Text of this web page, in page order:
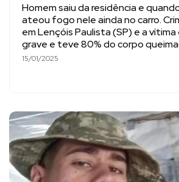
Homem saiu da residência e
ateou fogo nele ainda no carro.
em Lençóis Paulista (SP) e a
grave e teve 80% do corpo
15/01/2025